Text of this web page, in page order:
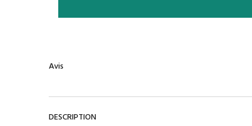
Avis
DESCRIPTION